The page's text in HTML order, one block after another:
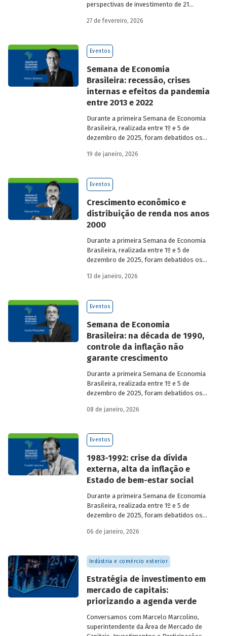
perspectivas de investimento de 21
período de 2025 a 2029.
27 de fevereiro, 2026
Eventos
Semana de Economia
Brasileira: recessão, crises
internas e efeitos da pandemia
entre 2013 e 2022
Durante a primeira Semana de Economia
Brasileira, realizada entre 1º e 5 de
dezembro de 2025, foram debatidos os
economia do país nos últimos 40 anos,
economistas renomados.
19 de janeiro, 2026
Eventos
Crescimento econômico e
distribuição de renda nos anos
2000
Durante a primeira Semana de Economia
Brasileira, realizada entre 1º e 5 de
dezembro de 2025, foram debatidos os
economia do país nos últimos 40 anos,
economistas renomados.
13 de janeiro, 2026
Eventos
Semana de Economia
Brasileira: na década de 1990,
controle da inflação não
garante crescimento
Durante a primeira Semana de Economia
Brasileira, realizada entre 1º e 5 de
dezembro de 2025, foram debatidos os
economia do país nos últimos 40 anos,
economistas renomados.
08 de janeiro, 2026
Eventos
1983-1992: crise da dívida
externa, alta da inflação e
Estado de bem-estar social
Durante a primeira Semana de Economia
Brasileira, realizada entre 1º e 5 de
dezembro de 2025, foram debatidos os
economia do país nos últimos 40 anos,
economistas renomados.
06 de janeiro, 2026
Indústria e comércio exterior
Estratégia de investimento em
mercado de capitais:
priorizando a agenda verde
Conversamos com Marcelo Marcolino,
superintendente da Área de Mercado de